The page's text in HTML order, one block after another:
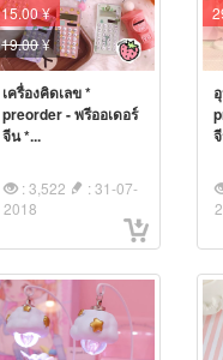
15.00 ¥
19.00¥
เครื่องคิดเลข *
preorder - พรีออเดอร์
จีน *...
: 3,522
: 31-07-
2018